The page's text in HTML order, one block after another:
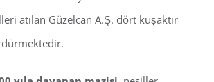
atılan Güzelcan A.Ş. dört kuşaktır